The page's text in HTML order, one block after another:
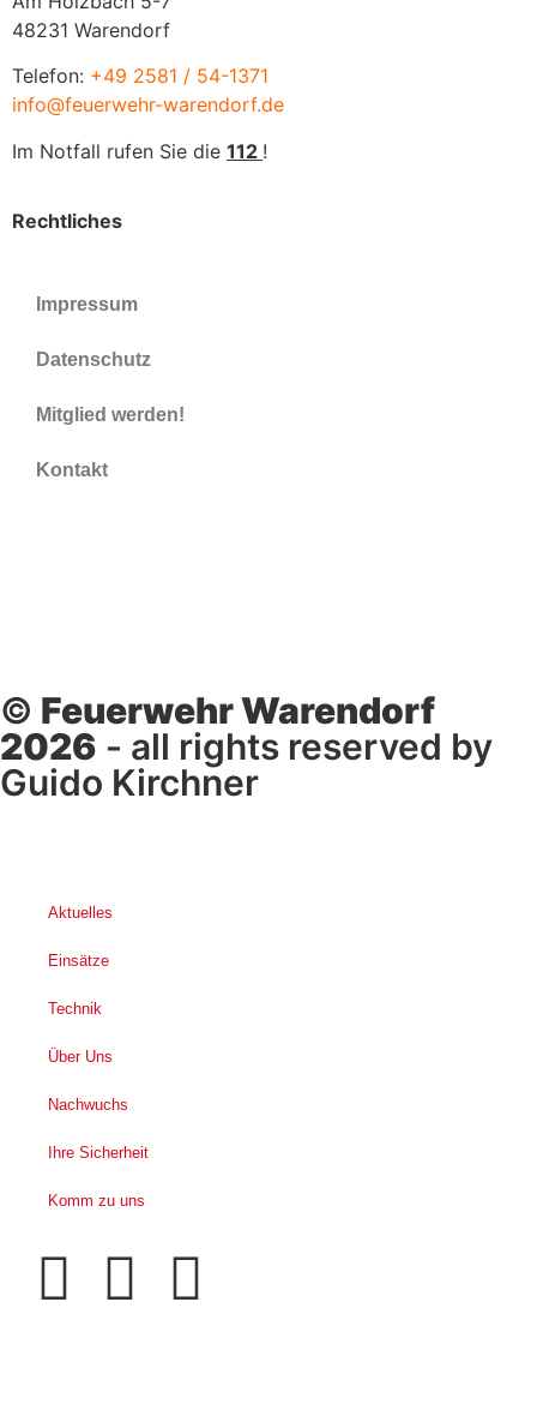
48231 Warendorf
Telefon: +49 2581 / 54-1371
info@feuerwehr-warendorf.de
Im Notfall rufen Sie die 112 !
Rechtliches
Impressum
Datenschutz
Mitglied werden!
Kontakt
© Feuerwehr Warendorf
2026 - all rights reserved by
Guido Kirchner
Aktuelles
Einsätze
Technik
Über Uns
Nachwuchs
Ihre Sicherheit
Komm zu uns